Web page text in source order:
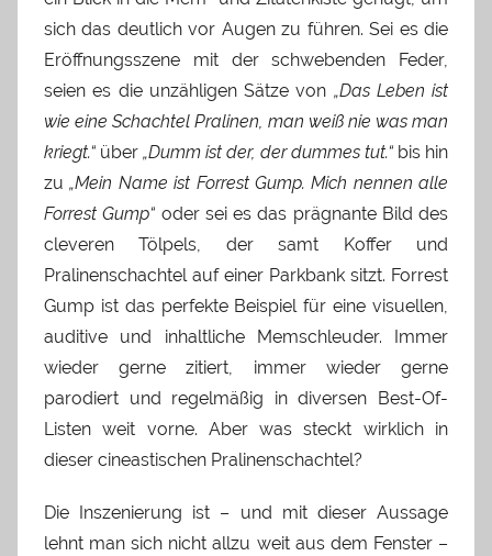
sich das deutlich vor Augen zu führen. Sei es die
Eröffnungsszene mit der schwebenden Feder,
seien es die unzähligen Sätze von „Das Leben ist
wie eine Schachtel Pralinen, man weiß nie was man
kriegt.“ über „Dumm ist der, der dummes tut.“ bis hin
zu „Mein Name ist Forrest Gump. Mich nennen alle
Forrest Gump“ oder sei es das prägnante Bild des
cleveren Tölpels, der samt Koffer und
Pralinenschachtel auf einer Parkbank sitzt. Forrest
Gump ist das perfekte Beispiel für eine visuellen,
auditive und inhaltliche Memschleuder. Immer
wieder gerne zitiert, immer wieder gerne
parodiert und regelmäßig in diversen Best-Of-
Listen weit vorne. Aber was steckt wirklich in
dieser cineastischen Pralinenschachtel?
Die Inszenierung ist – und mit dieser Aussage
lehnt man sich nicht allzu weit aus dem Fenster –